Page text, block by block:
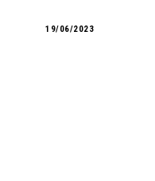
19/06/2023